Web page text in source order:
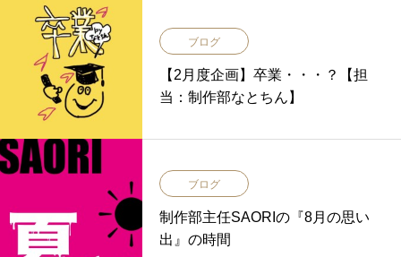
ブログ
【2月度企画】卒業・・・？【担
当：制作部なとちん】
ブログ
制作部主任SAORIの『8月の思い
出』の時間